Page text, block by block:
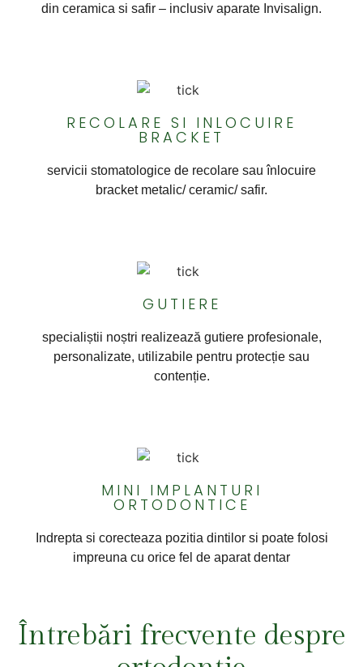
din ceramica si safir – inclusiv aparate Invisalign.
RECOLARE SI INLOCUIRE
BRACKET
servicii stomatologice de recolare sau înlocuire
bracket metalic/ ceramic/ safir.
GUTIERE
specialiștii noștri realizează gutiere profesionale,
personalizate, utilizabile pentru protecție sau
contenție.
MINI IMPLANTURI
ORTODONTICE
Indrepta si corecteaza pozitia dintilor si poate folosi
impreuna cu orice fel de aparat dentar
Întrebări frecvente despre